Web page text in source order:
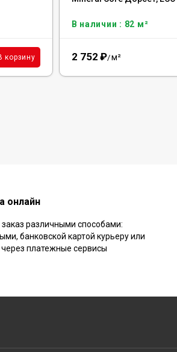
корзину
В наличии : 82 м²
2 752 ₽/м²
онлайн
различными способами:
банковской картой курьеру или
платежные сервисы